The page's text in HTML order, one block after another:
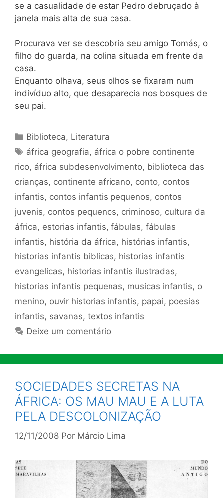
se a casualidade de estar Pedro debruçado à
janela mais alta de sua casa.
Procurava ver se descobria seu amigo Tomás, o
filho do guarda, na colina situada em frente da
casa.
Enquanto olhava, seus olhos se fixaram num
indivíduo alto, que desaparecia nos bosques de
seu pai.
Categorias
Biblioteca, Literatura
Tags
áfrica geografia, áfrica o pobre continente
rico, áfrica subdesenvolvimento, biblioteca das
crianças, continente africano, conto, contos
infantis, contos infantis pequenos, contos
juvenis, contos pequenos, criminoso, cultura da
áfrica, estorias infantis, fábulas, fábulas
infantis, história da áfrica, histórias infantis,
historias infantis biblicas, historias infantis
evangelicas, historias infantis ilustradas,
historias infantis pequenas, musicas infantis, o
menino, ouvir historias infantis, papai, poesias
infantis, savanas, textos infantis
Deixe um comentário
SOCIEDADES SECRETAS NA
ÁFRICA: OS MAU MAU E A LUTA
PELA DESCOLONIZAÇÃO
12/11/2008 Por Márcio Lima